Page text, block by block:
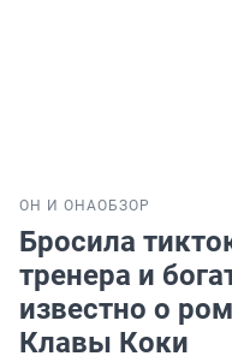
ОН И ОНАОБЗОР
Бросила
тренера и
известно о
Клавы Коки